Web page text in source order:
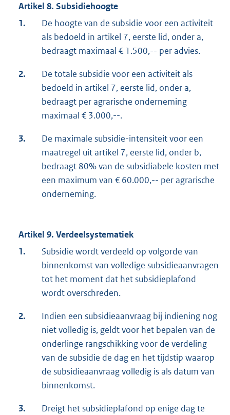
Artikel 8. Subsidiehoogte
1.
De hoogte van de subsidie voor een activiteit
als bedoeld in artikel 7, eerste lid, onder a,
bedraagt maximaal € 1.500,-- per advies.
2.
De totale subsidie voor een activiteit als
bedoeld in artikel 7, eerste lid, onder a,
bedraagt per agrarische onderneming
maximaal € 3.000,--.
3.
De maximale subsidie-intensiteit voor een
maatregel uit artikel 7, eerste lid, onder b,
bedraagt 80% van de subsidiabele kosten met
een maximum van € 60.000,-- per agrarische
onderneming.
Artikel 9. Verdeelsystematiek
1.
Subsidie wordt verdeeld op volgorde van
binnenkomst van volledige subsidieaanvragen
tot het moment dat het subsidieplafond
wordt overschreden.
2.
Indien een subsidieaanvraag bij indiening nog
niet volledig is, geldt voor het bepalen van de
onderlinge rangschikking voor de verdeling
van de subsidie de dag en het tijdstip waarop
de subsidieaanvraag volledig is als datum van
binnenkomst.
3.
Dreigt het subsidieplafond op enige dag te